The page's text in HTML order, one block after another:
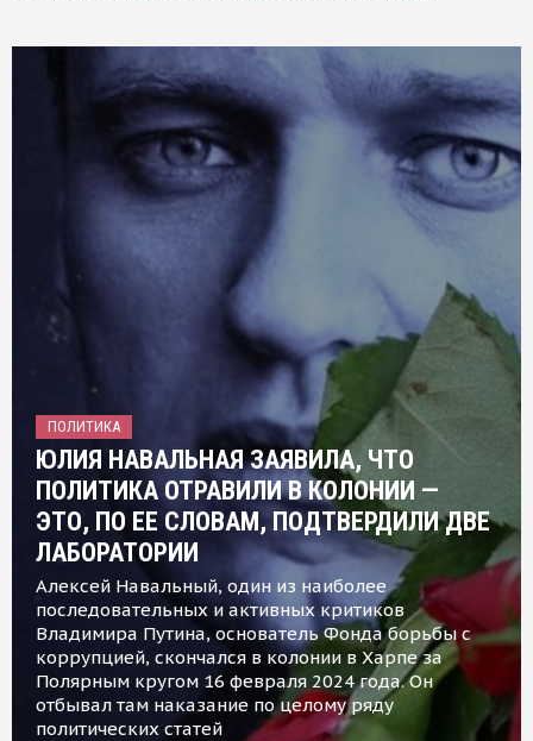
ПОЛИТИКА
ЮЛИЯ НАВАЛЬНАЯ ЗАЯВИЛА, ЧТО
ПОЛИТИКА ОТРАВИЛИ В КОЛОНИИ —
ЭТО, ПО ЕЕ СЛОВАМ, ПОДТВЕРДИЛИ ДВЕ
ЛАБОРАТОРИИ
Алексей Навальный, один из наиболее
последовательных и активных критиков
Владимира Путина, основатель Фонда борьбы с
коррупцией, скончался в колонии в Харпе за
Полярным кругом 16 февраля 2024 года. Он
отбывал там наказание по целому ряду
политических статей